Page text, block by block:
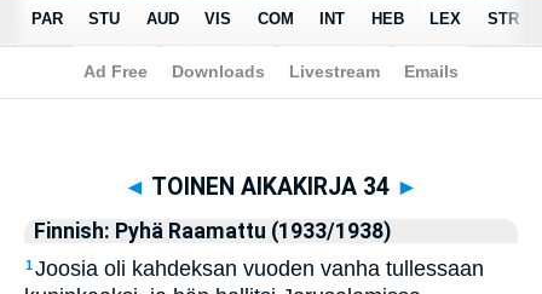
Biblia> Finnish: Pyhä Raamattu (1933/1938) > TOINEN AIKAKIRJA 34
◄ TOINEN AIKAKIRJA 34 ►
Finnish: Pyhä Raamattu (1933/1938)
1Joosia oli kahdeksan vuoden vanha tullessaan